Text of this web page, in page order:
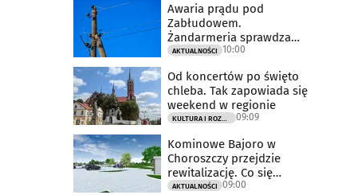
Awaria prądu pod
Zabłudowem.
Żandarmeria sprawdza
udział śmigłowca
AKTUALNOŚCI 10:00
Od koncertów po święto
chleba. Tak zapowiada się
weekend w regionie
09:09
Kominowe Bajoro w
Choroszczy przejdzie
rewitalizację. Co się
zmieni?
AKTUALNOŚCI 09:00